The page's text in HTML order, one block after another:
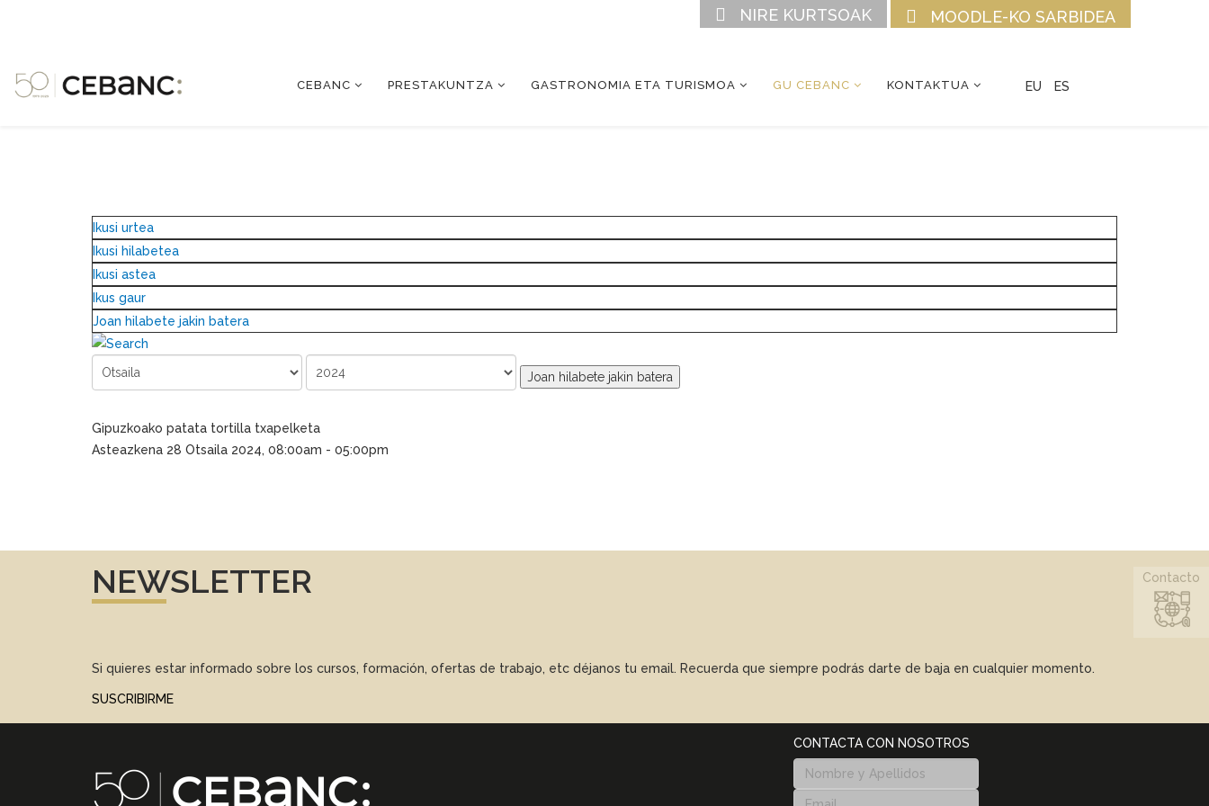
MOODLE-KO SARBIDEA
NIRE KURTSOAK
CEBANC PRESTAKUNTZA GASTRONOMIA ETA TURISMOA GU CEBANC KONTAKTUA EU ES
Ikusi urtea
Ikusi hilabetea
Ikusi astea
Ikus gaur
Joan hilabete jakin batera
Joan hilabete jakin batera
Gipuzkoako patata tortilla txapelketa
Asteazkena 28 Otsaila 2024, 08:00am - 05:00pm
NEWSLETTER
Si quieres estar informado sobre los cursos, formación, ofertas de trabajo, etc déjanos tu email. Recuerda que siempre podrás darte de baja en cualquier momento.
SUSCRIBIRME
CONTACTA CON NOSOTROS
Contacto